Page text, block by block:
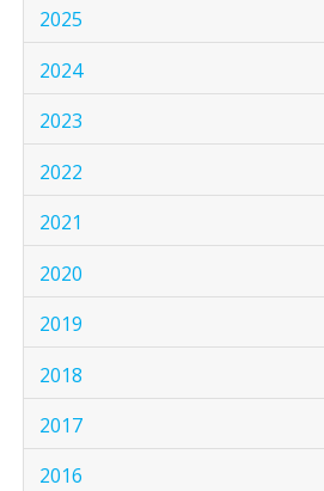
2025
2024
2023
2022
2021
2020
2019
2018
2017
2016